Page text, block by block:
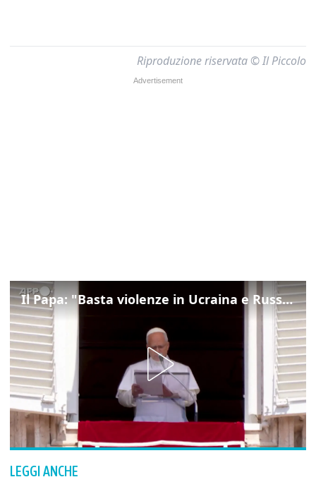
Riproduzione riservata © Il Piccolo
Il Papa: "Basta violenze in Ucraina e Russia, spazio a diplomazia"
LEGGI ANCHE